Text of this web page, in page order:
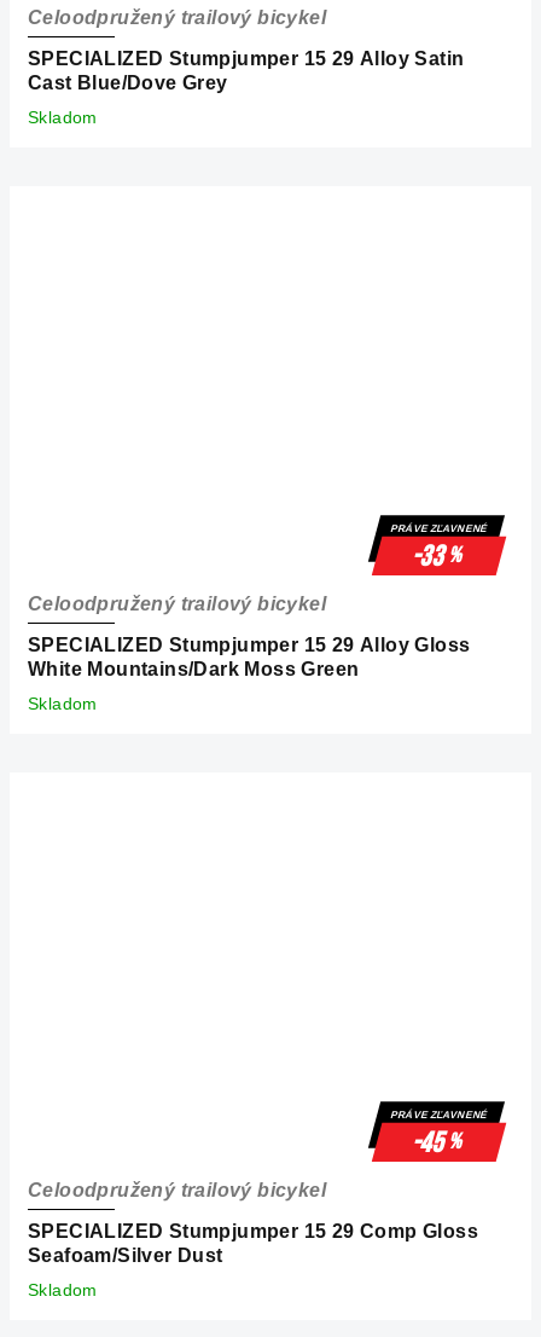
SPECIALIZED Stumpjumper 15 29 Alloy Satin
Cast Blue/Dove Grey
Celoodpružený trailový bicykel
Skladom
PRÁVE ZĽAVNENÉ
-33%
SPECIALIZED Stumpjumper 15 29 Alloy Gloss
White Mountains/Dark Moss Green
Celoodpružený trailový bicykel
Skladom
PRÁVE ZĽAVNENÉ
-45%
SPECIALIZED Stumpjumper 15 29 Comp Gloss
Seafoam/Silver Dust
Celoodpružený trailový bicykel
Skladom